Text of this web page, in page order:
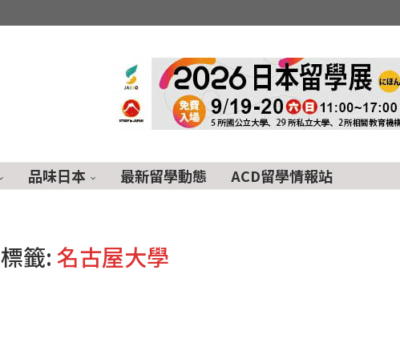
品味日本 最新留學動態 ACD留學情報站
標籤:名古屋大學